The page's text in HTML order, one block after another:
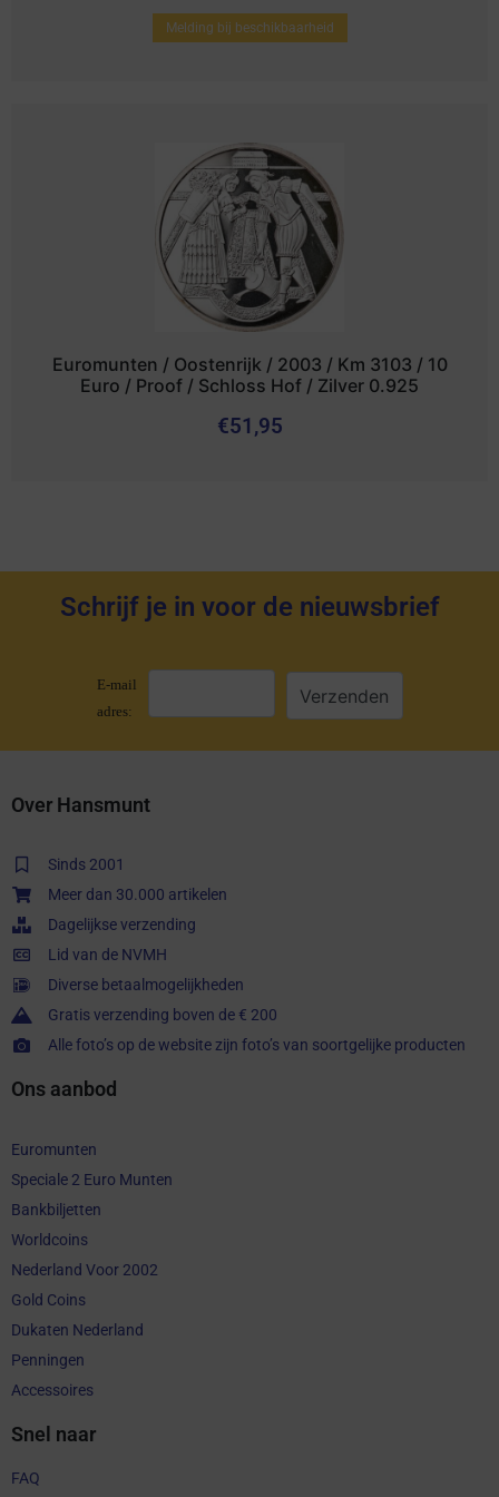
Melding bij beschikbaarheid
Euromunten / Oostenrijk / 2003 / Km 3103 / 10
Euro / Proof / Schloss Hof / Zilver 0.925
€51,95
Schrijf je in voor de nieuwsbrief
E-mail
adres:
Over Hansmunt
Sinds 2001
Meer dan 30.000 artikelen
Dagelijkse verzending
Lid van de NVMH
Diverse betaalmogelijkheden
Gratis verzending boven de € 200
Alle foto’s op de website zijn foto’s van soortgelijke producten
Ons aanbod
Euromunten
Speciale 2 Euro Munten
Bankbiljetten
Worldcoins
Nederland Voor 2002
Gold Coins
Dukaten Nederland
Penningen
Accessoires
Snel naar
FAQ